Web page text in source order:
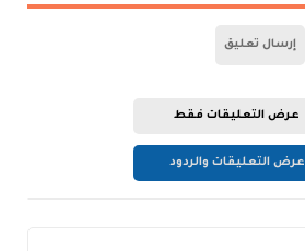
إرسال تعليق
عرض التعليقات فقط
عرض التعليقات والردود